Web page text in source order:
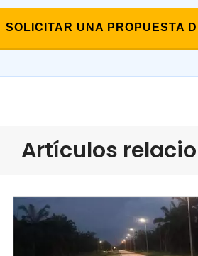
SOLICITAR UNA PROPUESTA
Artículos